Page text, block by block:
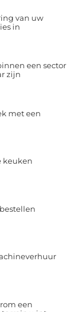
van uw
in
een sector
zijn
met een
keuken
een